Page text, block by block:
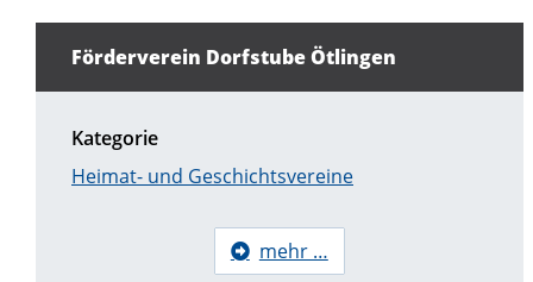
Förderverein Dorfstube Ötlingen
Kategorie
Heimat- und Geschichtsvereine
mehr …